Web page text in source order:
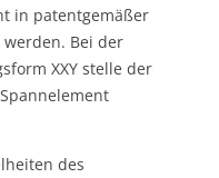
in patentgemäßer
Bei der
XXY stelle der
des